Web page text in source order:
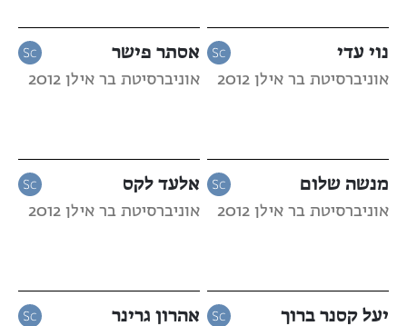
נוי עדי
אוניברסיטת בר אילן 2012
אסתר פישר
אוניברסיטת בר אילן 2012
מנשה שלום
אוניברסיטת בר אילן 2012
אלעד לקס
אוניברסיטת בר אילן 2012
יעל קסנר ברוך אהרון גרינר